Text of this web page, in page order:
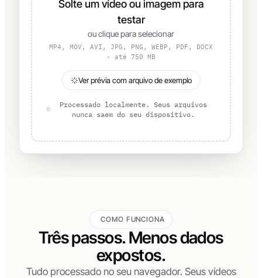
Solte um vídeo ou imagem para
testar
ou clique para selecionar
MP4, MOV, AVI, JPG, PNG, WEBP, PDF, DOCX
- até 750 MB
Ver prévia com arquivo de exemplo
Processado localmente. Seus arquivos
nunca saem do seu dispositivo.
COMO FUNCIONA
Três passos. Menos dados
expostos.
Tudo processado no seu navegador. Seus vídeos